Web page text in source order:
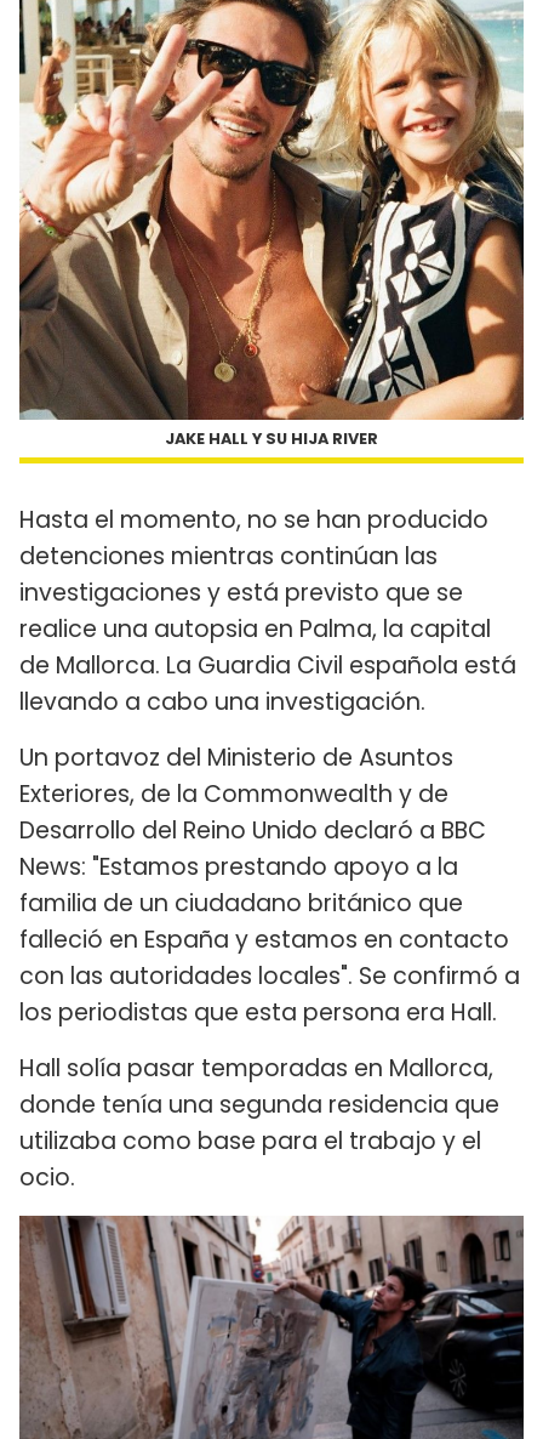
JAKE HALL Y SU HIJA RIVER
Hasta el momento, no se han producido
detenciones mientras continúan las
investigaciones y está previsto que se
realice una autopsia en Palma, la capital
de Mallorca. La Guardia Civil española está
llevando a cabo una investigación.
Un portavoz del Ministerio de Asuntos
Exteriores, de la Commonwealth y de
Desarrollo del Reino Unido declaró a BBC
News: "Estamos prestando apoyo a la
familia de un ciudadano británico que
falleció en España y estamos en contacto
con las autoridades locales". Se confirmó a
los periodistas que esta persona era Hall.
Hall solía ​​pasar temporadas en Mallorca,
donde tenía una segunda residencia que
utilizaba como base para el trabajo y el
ocio.